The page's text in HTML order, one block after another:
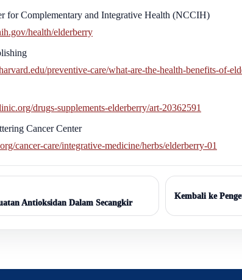
for Complementary and Integrative Health (NCCIH)
health/elderberry
preventive-care/what-are-the-health-benefits-of-
drugs-supplements-elderberry/art-20362591
Cancer Center
cancer-care/integrative-medicine/herbs/elderberry-01
Antioksidan Dalam Secangkir
Kembali ke